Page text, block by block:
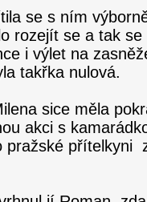
se s ním
rozejít se a tak
i výlet na
takřka nulová.
sice měla
akci s
pražské přítelkyni